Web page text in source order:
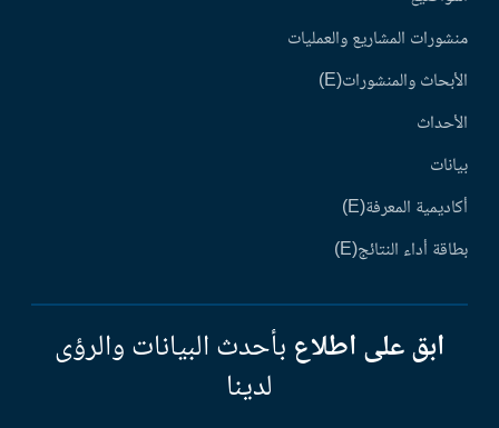
منشورات المشاريع والعمليات
الأبحاث والمنشورات(E)
الأحداث
بيانات
أكاديمية المعرفة(E)
بطاقة أداء النتائج(E)
ابق على اطلاع بأحدث البيانات والرؤى
لدينا